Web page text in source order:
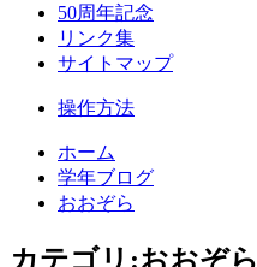
50周年記念
リンク集
サイトマップ
操作方法
ホーム
学年ブログ
おおぞら
カテゴリ:おおぞら